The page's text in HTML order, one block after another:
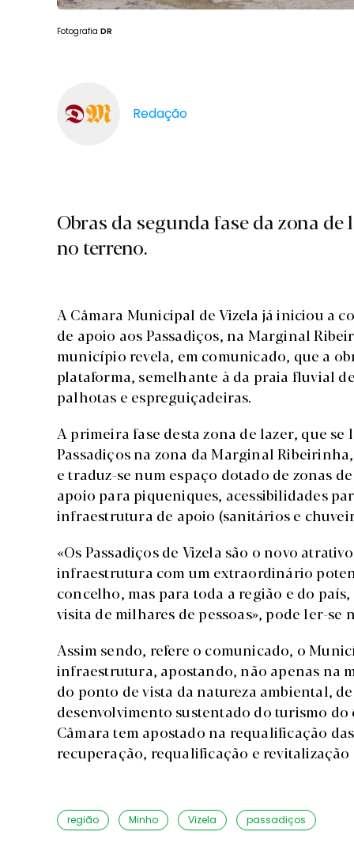
Fotografia DR
Redação
Obras da segunda fase da zona
no terreno.
A Câmara Municipal de Vizela já iniciou a
de apoio aos Passadiços, na Marginal
município revela, em comunicado, que a
plataforma, semelhante à da praia fluvial
palhotas e espreguiçadeiras.
A primeira fase desta zona de lazer, que
Passadiços na zona da Marginal
e traduz-se num espaço dotado de zonas
apoio para piqueniques, acessibilidades
infraestrutura de apoio (sanitários e
«Os Passadiços de Vizela são o novo
infraestrutura com um extraordinário
concelho, mas para toda a região e do
visita de milhares de pessoas», pode ler-se
Assim sendo, refere o comunicado, o
infraestrutura, apostando, não apenas na
do ponto de vista da natureza ambiental,
desenvolvimento sustentado do turismo
Câmara tem apostado na requalificação
recuperação, requalificação e revitalização
região Minho Vizela passadiços